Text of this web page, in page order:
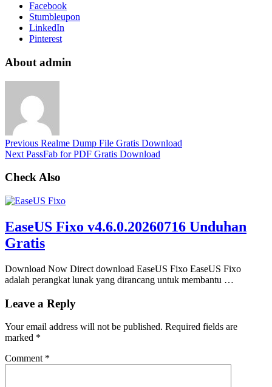
Facebook
Stumbleupon
LinkedIn
Pinterest
About admin
Previous Realme Dump File Gratis Download
Next PassFab for PDF Gratis Download
Check Also
EaseUS Fixo v4.6.0.20260716 Unduhan
Gratis
Download Now Direct download EaseUS Fixo EaseUS Fixo
adalah perangkat lunak yang dirancang untuk membantu …
Leave a Reply
Your email address will not be published. Required fields are
marked *
Comment *